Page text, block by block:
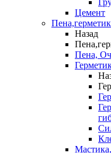
Цемент
Назад
Пена,